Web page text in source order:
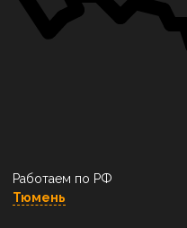
Работаем по РФ
Тюмень